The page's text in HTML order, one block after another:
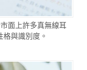
面上許多真無線耳
與識別度。